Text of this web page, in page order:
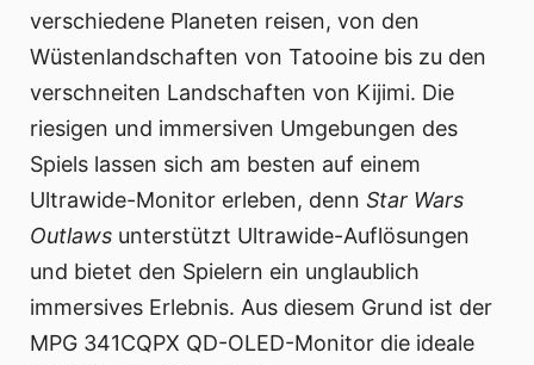
verschiedene Planeten reisen, von den
Wüstenlandschaften von Tatooine bis zu den
verschneiten Landschaften von Kijimi. Die
riesigen und immersiven Umgebungen des
Spiels lassen sich am besten auf einem
Ultrawide-Monitor erleben, denn Star Wars
Outlaws unterstützt Ultrawide-Auflösungen
und bietet den Spielern ein unglaublich
immersives Erlebnis. Aus diesem Grund ist der
MPG 341CQPX QD-OLED-Monitor die ideale